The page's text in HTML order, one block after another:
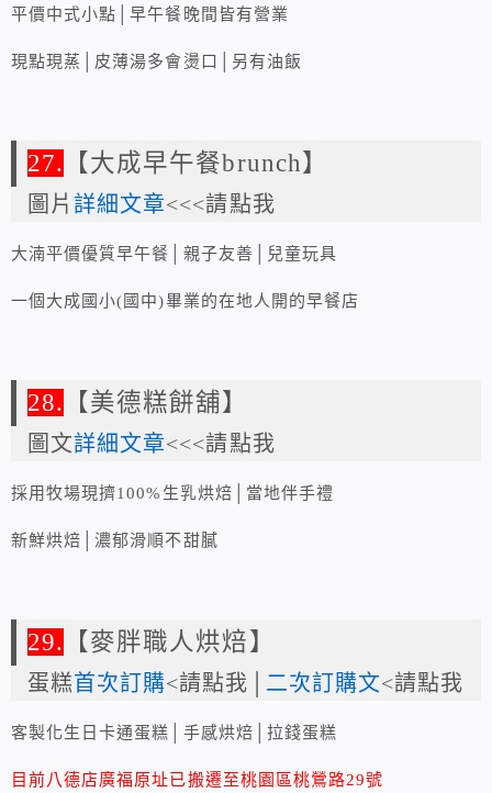
平價中式小點│早午餐晚間皆有營業
現點現蒸│皮薄湯多會燙口│另有油飯
27. 【大成早午餐brunch】
圖片詳細文章<<<請點我
大湳平價優質早午餐│親子友善│兒童玩具
一個大成國小(國中)畢業的在地人開的早餐店
28. 【美德糕餅舖】
圖文詳細文章<<<請點我
採用牧場現擠100%生乳烘焙│當地伴手禮
新鮮烘焙│濃郁滑順不甜膩
29. 【麥胖職人烘焙】
蛋糕首次訂購<請點我│ 二次訂購文<請點我
客製化生日卡通蛋糕│手感烘焙│拉錢蛋糕
目前八德店廣福原址已搬遷至桃園區桃鶯路29號